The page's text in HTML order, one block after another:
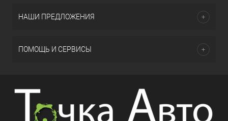
НАШИ ПРЕДЛОЖЕНИЯ
ПОМОЩЬ И СЕРВИСЫ